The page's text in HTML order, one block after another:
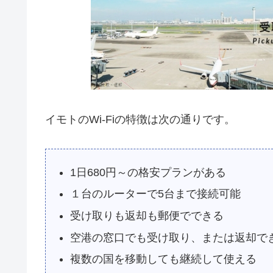
イモトのWi-Fiの特徴は次の通りです。
1日680円～の格安プランがある
１台のルーターで5台まで接続可能
受け取りも返却も郵便でできる
空港の窓口でも受け取り、または返却で
複数の国を移動しても継続して使える